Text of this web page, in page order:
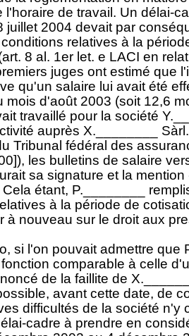
l'horaire de travail. Un délai-
juillet 2004 devait par
relatives à la
art. 8 al. 1er let. e LACI en
juges ont estimé que
qu'un salaire lui avait été
mois d'août 2003 (soit 12,6
travaillé pour la société
auprès X.________
Tribunal fédéral des
les bulletins de salaire
sa signature et la
étant, P.________
à la période de
à nouveau sur le droit aux
si l'on pouvait admettre que
comparable à celle
de la faillite de
avant cette date, de
difficultés de la société n'y
cadre à prendre en